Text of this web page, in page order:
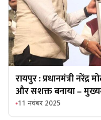
रायपुर : प्रधानमंत्री
और सशक्त बनाया –
11 नवंबर 2025